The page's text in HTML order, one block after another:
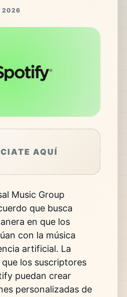
2026
AQUÍ
Music Group
que busca
en que los
con la música
artificial. La
los suscriptores
puedan crear
personalizadas de